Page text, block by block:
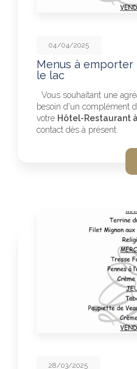
04/04/2025
Menus à
le lac
Vous souhaitant une
besoin d'un complément
votre Hôtel-Restaurant
contact dès à présent.
28/03/2025